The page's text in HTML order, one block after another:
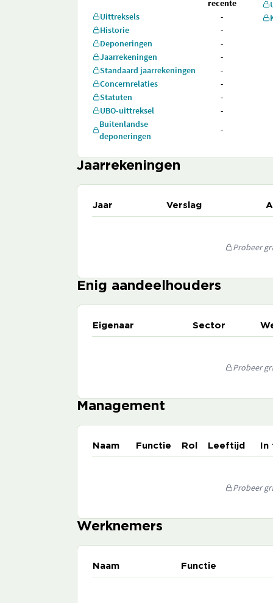
recente
Uittreksels
-
Historie
-
Deponeringen
-
Jaarrekeningen
-
Standaard jaarrekeningen
-
Concernrelaties
-
Statuten
-
UBO-uittreksel
-
Buitenlandse
deponeringen
-
Jaarrekeningen
Jaar Verslag
Probeer
Enig aandeelhouders
Eigenaar Sector
Probeer
Management
Naam Functie Rol Leeftijd
Probeer
Werknemers
Naam Functie